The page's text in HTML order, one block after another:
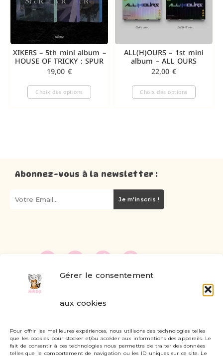
Gérer le consentement
aux cookies
Pour offrir les meilleures expériences, nous utilisons des technologies telles
que les cookies pour stocker et/ou accéder aux informations des appareils. Le
fait de consentir à ces technologies nous permettra de traiter des données
telles que le comportement de navigation ou les ID uniques sur ce site. Le
XIKERS – 5th mini album –
HOUSE OF TRICKY : SPUR
19,00 €
Choix des options
ALL(H)OURS – 1st mini
album – ALL OURS
22,00 €
Choix des options
Abonnez-vous à la newsletter :
Je m'inscris !
Livraisons et retours
Mon compte